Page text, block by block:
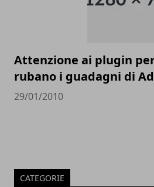
Attenzione ai plugin
rubano i guadagni di
29/01/2010
CATEGORIE